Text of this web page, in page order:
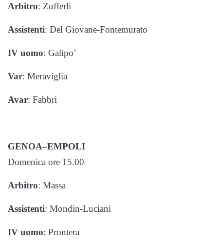
Arbitro: Zufferli
Assistenti: Del Giovane-Fontemurato
IV uomo: Galipo’
Var: Meraviglia
Avar: Fabbri
GENOA–EMPOLI
Domenica ore 15.00
Arbitro: Massa
Assistenti: Mondin-Luciani
IV uomo: Prontera